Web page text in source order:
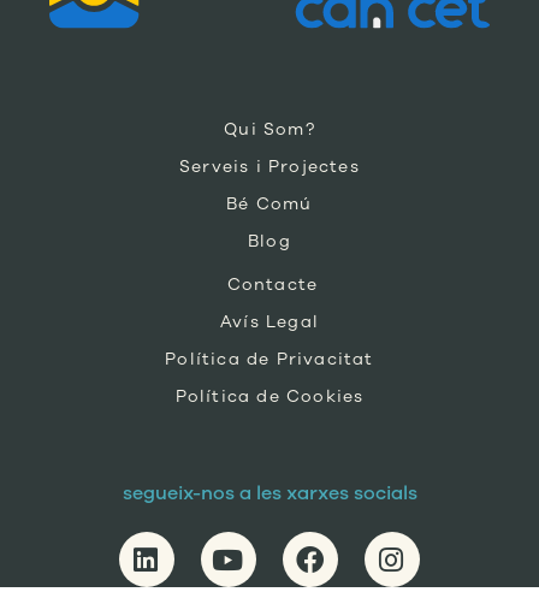
Qui Som?
Serveis i Projectes
Bé Comú
Blog
Contacte
Avís Legal
Política de Privacitat
Política de Cookies
segueix-nos a les xarxes socials